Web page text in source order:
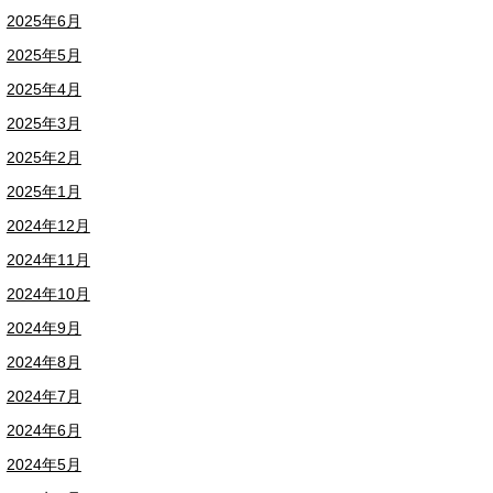
2025年6月
2025年5月
2025年4月
2025年3月
2025年2月
2025年1月
2024年12月
2024年11月
2024年10月
2024年9月
2024年8月
2024年7月
2024年6月
2024年5月